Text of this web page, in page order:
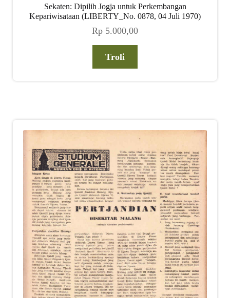
Sekaten: Dipilih Jogja untuk Perkembangan
Kepariwisataan (LIBERTY_No. 0878, 04 Juli 1970)
Rp 5.000,00
Troli